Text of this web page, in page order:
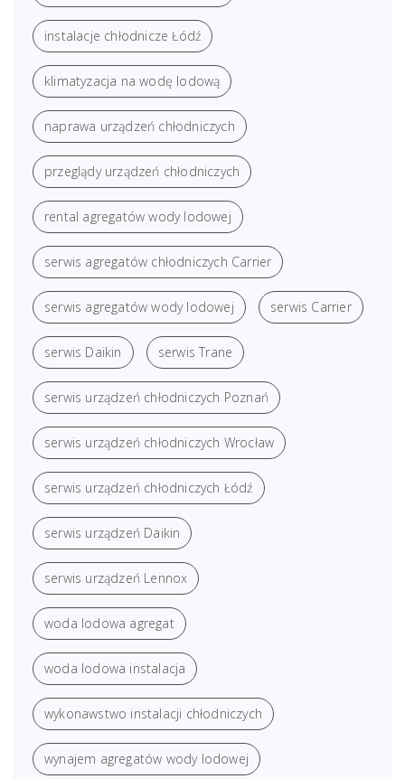
instalacje chłodnicze Łódź
klimatyzacja na wodę lodową
naprawa urządzeń chłodniczych
przeglądy urządzeń chłodniczych
rental agregatów wody lodowej
serwis agregatów chłodniczych Carrier
serwis agregatów wody lodowej serwis Carrier
serwis Daikin serwis Trane
serwis urządzeń chłodniczych Poznań
serwis urządzeń chłodniczych Wrocław
serwis urządzeń chłodniczych Łódź
serwis urządzeń Daikin
serwis urządzeń Lennox
woda lodowa agregat
woda lodowa instalacja
wykonawstwo instalacji chłodniczych
wynajem agregatów wody lodowej